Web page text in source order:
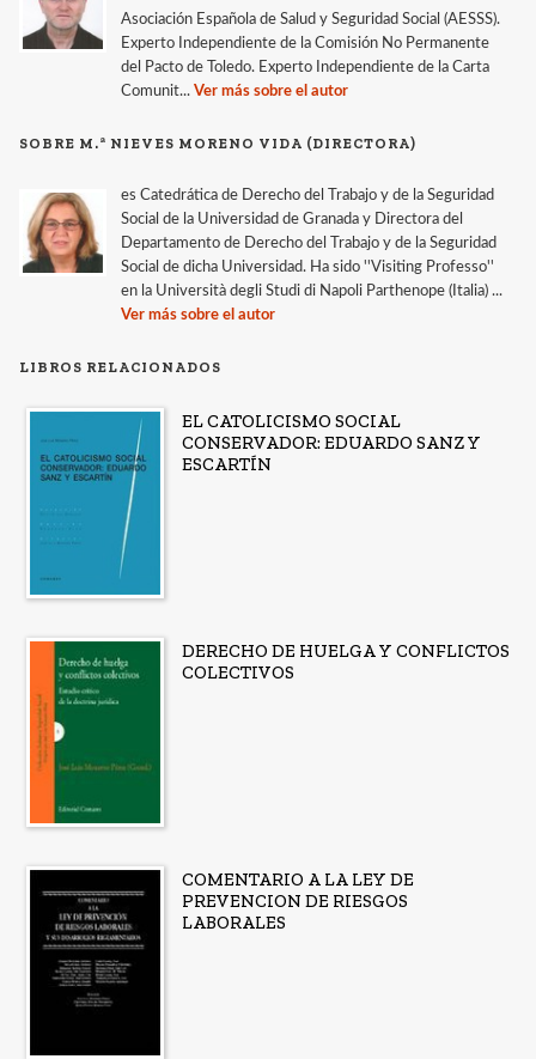
Asociación Española de Salud y Seguridad Social (AESSS).
Experto Independiente de la Comisión No Permanente
del Pacto de Toledo. Experto Independiente de la Carta
Comunit... Ver más sobre el autor
SOBRE M.ª NIEVES MORENO VIDA (DIRECTORA)
es Catedrática de Derecho del Trabajo y de la Seguridad
Social de la Universidad de Granada y Directora del
Departamento de Derecho del Trabajo y de la Seguridad
Social de dicha Universidad. Ha sido ''Visiting Professo''
en la Università degli Studi di Napoli Parthenope (Italia) ...
Ver más sobre el autor
LIBROS RELACIONADOS
EL CATOLICISMO SOCIAL
CONSERVADOR: EDUARDO SANZ Y
ESCARTÍN
DERECHO DE HUELGA Y CONFLICTOS
COLECTIVOS
COMENTARIO A LA LEY DE
PREVENCION DE RIESGOS
LABORALES